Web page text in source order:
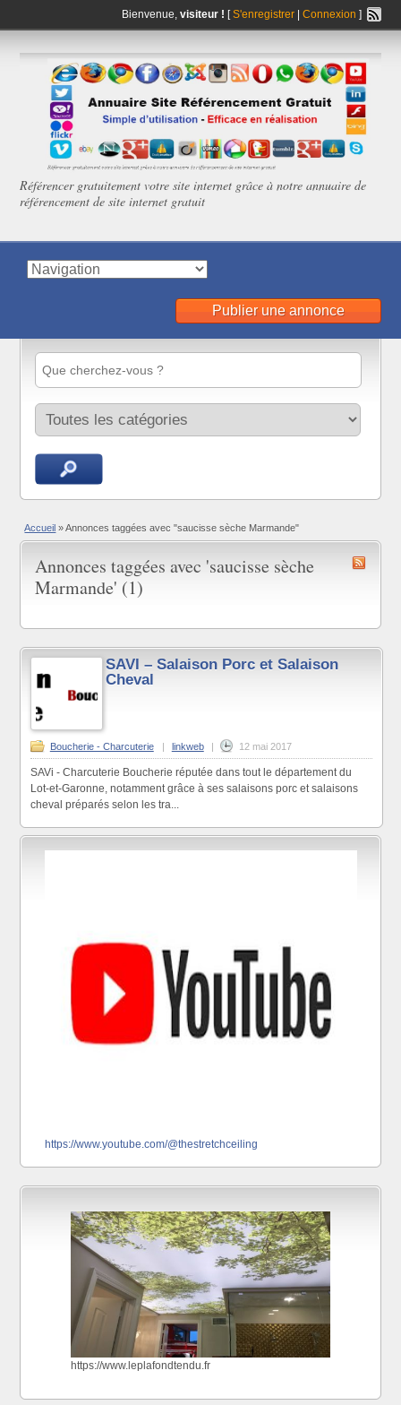
Bienvenue, visiteur ! [S'enregistrer| Connexion ]
Référencer gratuitement votre site internet grâce à notre annuaire de
référencement de site internet gratuit
Publier une annonce
Accueil » Annonces taggées avec "saucisse sèche Marmande"
Annonces taggées avec 'saucisse sèche
Marmande' (1)
SAVI – Salaison Porc et Salaison
Cheval
Boucherie - Charcuterie | linkweb | 12 mai 2017
SAVi - Charcuterie Boucherie réputée dans tout le département du
Lot-et-Garonne, notamment grâce à ses salaisons porc et salaisons
cheval préparés selon les tra...
https://www.youtube.com/@thestretchceiling
https://www.leplafondtendu.fr